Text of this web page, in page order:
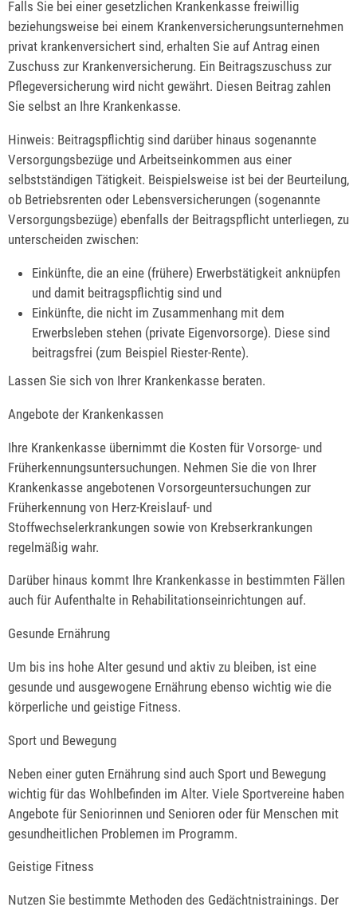
Falls Sie bei einer gesetzlichen Krankenkasse freiwillig
beziehungsweise bei einem Krankenversicherungsunternehmen
privat krankenversichert sind, erhalten Sie auf Antrag einen
Zuschuss zur Krankenversicherung. Ein Beitragszuschuss zur
Pflegeversicherung wird nicht gewährt. Diesen Beitrag zahlen
Sie selbst an Ihre Krankenkasse.
Hinweis: Beitragspflichtig sind darüber hinaus sogenannte
Versorgungsbezüge und Arbeitseinkommen aus einer
selbstständigen Tätigkeit. Beispielsweise ist bei der Beurteilung,
ob Betriebsrenten oder Lebensversicherungen (sogenannte
Versorgungsbezüge) ebenfalls der Beitragspflicht unterliegen, zu
unterscheiden zwischen:
Einkünfte, die an eine (frühere) Erwerbstätigkeit anknüpfen
und damit beitragspflichtig sind und
Einkünfte, die nicht im Zusammenhang mit dem
Erwerbsleben stehen (private Eigenvorsorge). Diese sind
beitragsfrei (zum Beispiel Riester-Rente).
Lassen Sie sich von Ihrer Krankenkasse beraten.
Angebote der Krankenkassen
Ihre Krankenkasse übernimmt die Kosten für Vorsorge- und
Früherkennungsuntersuchungen. Nehmen Sie die von Ihrer
Krankenkasse angebotenen Vorsorgeuntersuchungen zur
Früherkennung von Herz-Kreislauf- und
Stoffwechselerkrankungen sowie von Krebserkrankungen
regelmäßig wahr.
Darüber hinaus kommt Ihre Krankenkasse in bestimmten Fällen
auch für Aufenthalte in Rehabilitationseinrichtungen auf.
Gesunde Ernährung
Um bis ins hohe Alter gesund und aktiv zu bleiben, ist eine
gesunde und ausgewogene Ernährung ebenso wichtig wie die
körperliche und geistige Fitness.
Sport und Bewegung
Neben einer guten Ernährung sind auch Sport und Bewegung
wichtig für das Wohlbefinden im Alter. Viele Sportvereine haben
Angebote für Seniorinnen und Senioren oder für Menschen mit
gesundheitlichen Problemen im Programm.
Geistige Fitness
Nutzen Sie bestimmte Methoden des Gedächtnistrainings. Der